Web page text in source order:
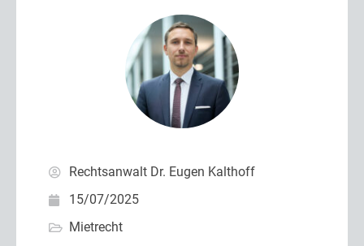
Rechtsanwalt Dr. Eugen Kalthoff
15/07/2025
Mietrecht